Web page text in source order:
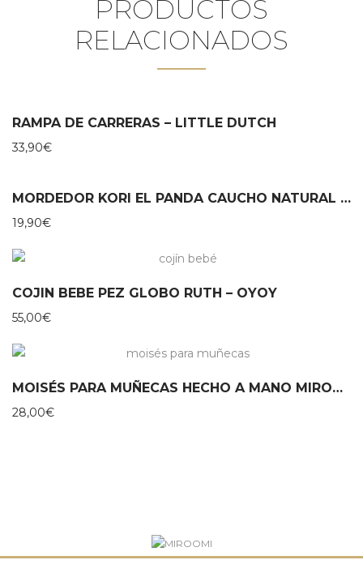
PRODUCTOS
RELACIONADOS
RAMPA DE CARRERAS – LITTLE DUTCH
33,90€
MORDEDOR KORI EL PANDA CAUCHO NATURAL – LANCO
19,90€
COJIN BEBE PEZ GLOBO RUTH – OYOY
55,00€
MOISÉS PARA MUÑECAS HECHO A MANO MIROOMI
28,00€